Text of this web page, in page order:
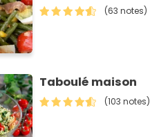
(63 notes)
Taboulé maison
(103 notes)